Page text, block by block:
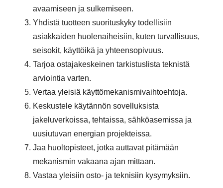
avaamiseen ja sulkemiseen.
Yhdistä tuotteen suorituskyky todellisiin
asiakkaiden huolenaiheisiin, kuten turvallisuus,
seisokit, käyttöikä ja yhteensopivuus.
Tarjoa ostajakeskeinen tarkistuslista teknistä
arviointia varten.
Vertaa yleisiä käyttömekanismivaihtoehtoja.
Keskustele käytännön sovelluksista
jakeluverkoissa, tehtaissa, sähköasemissa ja
uusiutuvan energian projekteissa.
Jaa huoltopisteet, jotka auttavat pitämään
mekanismin vakaana ajan mittaan.
Vastaa yleisiin osto- ja teknisiin kysymyksiin.